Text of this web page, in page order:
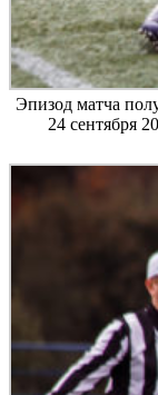
Эпизод матча
24 сентября